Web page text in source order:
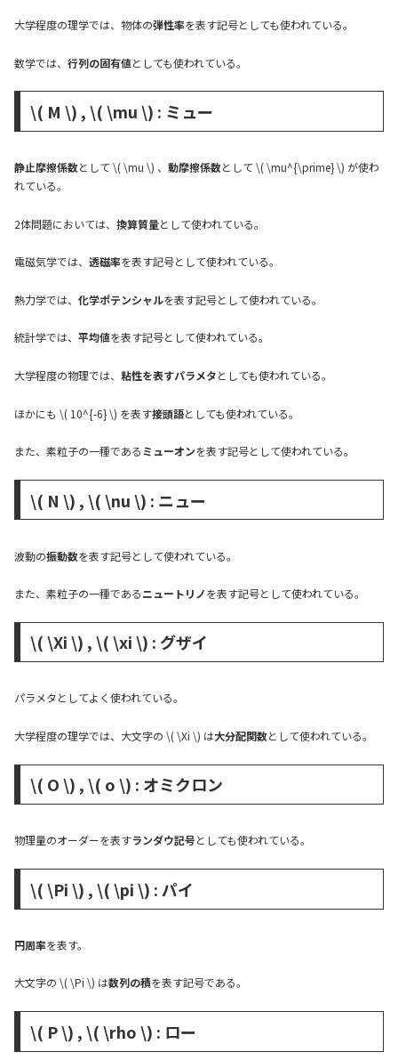
大学程度の理学では、物体の弾性率を表す記号としても使われている。
数学では、 行列の固有値としても使われている。
\( M \) , \( \mu \) : ミュー
静止摩擦係数として \( \mu \) 、 動摩擦係数として \( \mu^{\prime} \) が使わ
れている。
2体問題においては、 換算質量として使われている。
電磁気学では、 透磁率を表す記号として使われている。
熱力学では、 化学ポテンシャルを表す記号として使われている。
統計学では、 平均値を表す記号として使われている。
大学程度の物理では、 粘性を表すパラメタとしても使われている。
ほかにも \( 10^{-6} \) を表す接頭語としても使われている。
また、素粒子の一種であるミューオンを表す記号として使われている。
\( N \) , \( \nu \) : ニュー
波動の振動数を表す記号として使われている。
また、素粒子の一種であるニュートリノを表す記号として使われている。
\( \Xi \) , \( \xi \) : グザイ
パラメタとしてよく使われている。
大学程度の理学では、大文字の \( \Xi \) は大分配関数として使われている。
\( O \) , \( o \) : オミクロン
物理量のオーダーを表すランダウ記号としても使われている。
\( \Pi \) , \( \pi \) : パイ
円周率を表す。
大文字の \( \Pi \) は数列の積を表す記号である。
\( P \) , \( \rho \) : ロー